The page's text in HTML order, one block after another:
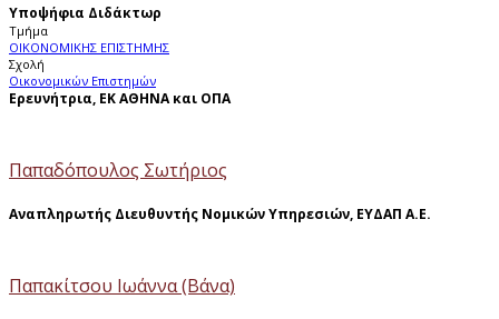
Υποψήφια Διδάκτωρ
Τμήμα
ΟΙΚΟΝΟΜΙΚΗΣ ΕΠΙΣΤΗΜΗΣ
Σχολή
Οικονομικών Επιστημών
Ερευνήτρια, ΕΚ ΑΘΗΝΑ και ΟΠΑ
Παπαδόπουλος Σωτήριος
Αναπληρωτής Διευθυντής Νομικών Υπηρεσιών, ΕΥΔΑΠ Α.Ε.
Παπακίτσου Ιωάννα (Βάνα)